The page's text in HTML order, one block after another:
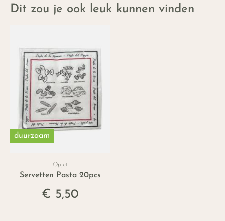
Dit zou je ook leuk kunnen vinden
duurzaam
Opjet
Servetten Pasta 20pcs
€ 5,50